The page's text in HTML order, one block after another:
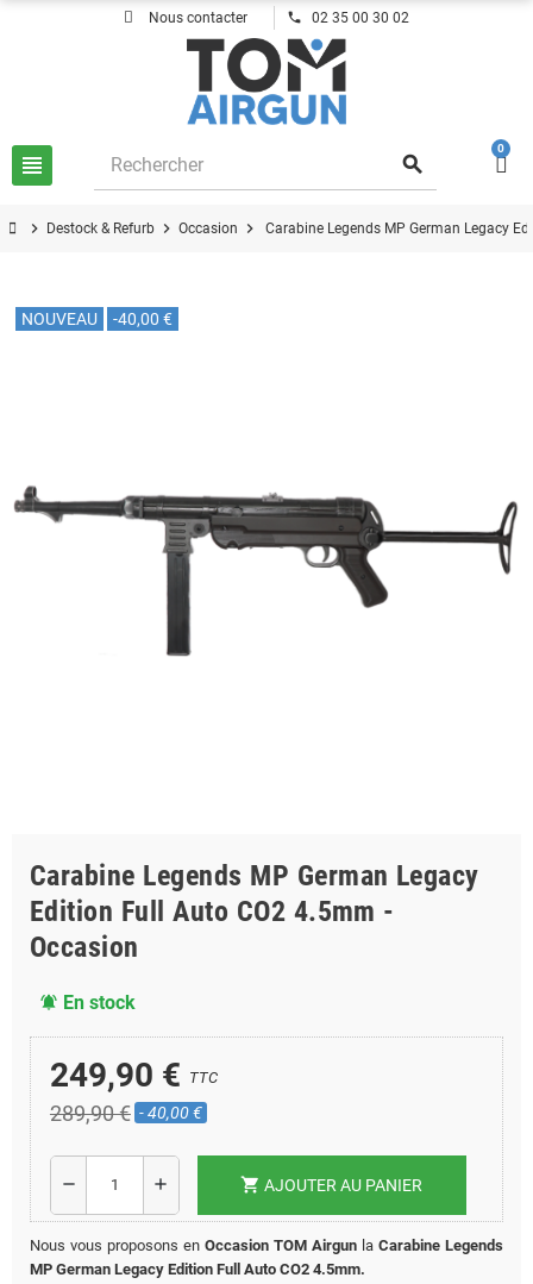
Nous contacter phone 02 35 00 30 02
view_headline search
0
chevron_right Destock & Refurb chevron_right Occasion chevron_right Carabine Legends MP German Legacy
-40,00 €
NOUVEAU
Carabine Legends MP German Legacy
Edition Full Auto CO2 4.5mm -
Occasion
notifications_active En stock
249,90 € TTC
289,90 € - 40,00 €
remove add shopping_cart AJOUTER AU PANIER
Nous vous proposons en Occasion TOM Airgun la Carabine Legends
MP German Legacy Edition Full Auto CO2 4.5mm.